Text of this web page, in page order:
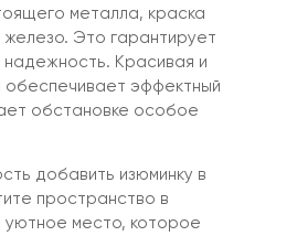
металла, краска
железо. Это гарантирует
надежность. Красивая и
обеспечивает эффектный
обстановке особое
добавить изюминку в
пространство в
уютное место, которое